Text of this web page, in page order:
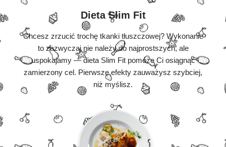
Dieta Slim Fit
Chcesz zrzucić trochę tkanki tłuszczowej? Wykonanie
to zazwyczaj nie należy do najprostszych, ale
uspokajamy — dieta Slim Fit pomoże Ci osiągnąć
zamierzony cel. Pierwsze efekty zauważysz szybciej,
niż myślisz.